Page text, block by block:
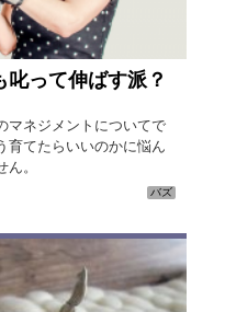
って伸ばす派？
マネジメントについてで
育てたらいいのかに悩ん
。
バズ